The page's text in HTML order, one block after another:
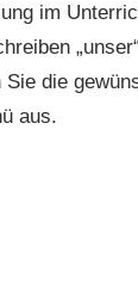
im
Sie die
aus.